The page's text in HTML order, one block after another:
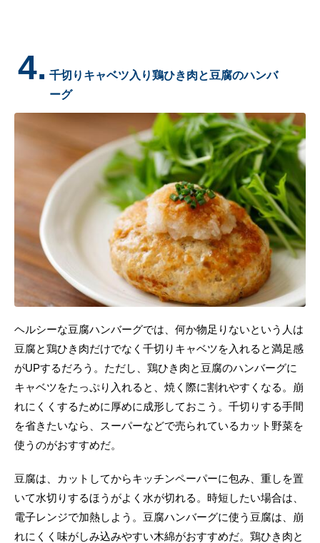
4. 千切りキャベツ入り鶏ひき肉と豆腐のハンバ
ーグ
ヘルシーな豆腐ハンバーグでは、何か物足りないという人は
豆腐と鶏ひき肉だけでなく千切りキャベツを入れると満足感
がUPするだろう。ただし、鶏ひき肉と豆腐のハンバーグに
キャベツをたっぷり入れると、焼く際に割れやすくなる。崩
れにくくするために厚めに成形しておこう。千切りする手間
を省きたいなら、スーパーなどで売られているカット野菜を
使うのがおすすめだ。
豆腐は、カットしてからキッチンペーパーに包み、重しを置
いて水切りするほうがよく水が切れる。時短したい場合は、
電子レンジで加熱しよう。豆腐ハンバーグに使う豆腐は、崩
れにくく味がしみ込みやすい木綿がおすすめだ。鶏ひき肉と